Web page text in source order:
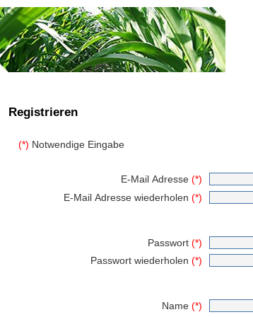
Registrieren
(*) Notwendige Eingabe
E-Mail Adresse(*)
E-Mail Adresse wiederholen(*)
Passwort(*)
Passwort wiederholen(*)
Name(*)